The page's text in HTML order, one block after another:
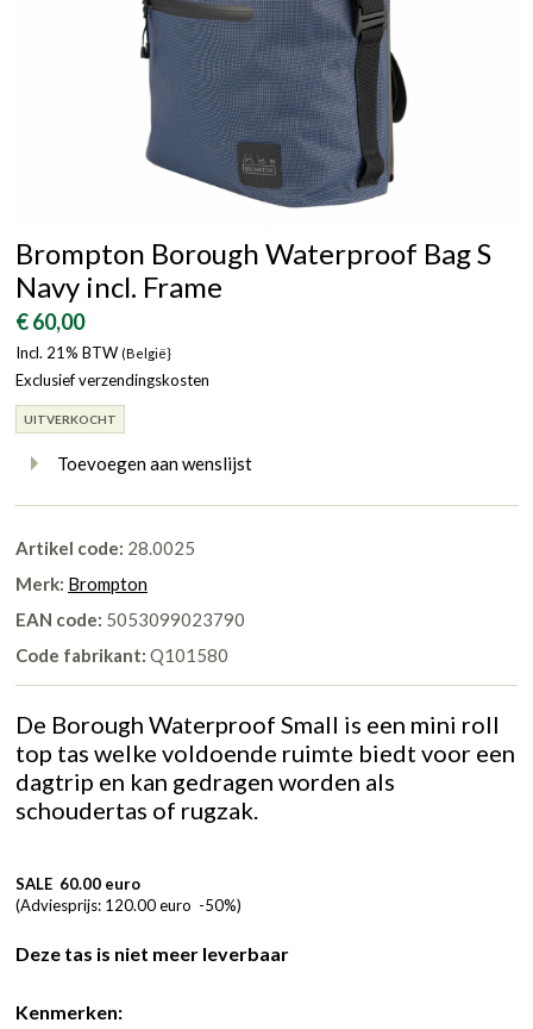
Brompton Borough Waterproof Bag S
Navy incl. Frame
€ 60,00
Incl. 21% BTW (België}
Exclusief verzendingskosten
UITVERKOCHT
Toevoegen aan wenslijst
Artikel code: 28.0025
Merk: Brompton
EAN code: 5053099023790
Code fabrikant: Q101580
De Borough Waterproof Small is een mini roll
top tas welke voldoende ruimte biedt voor een
dagtrip en kan gedragen worden als
schoudertas of rugzak.
SALE 60.00 euro
(Adviesprijs: 120.00 euro -50%)
Deze tas is niet meer leverbaar
Kenmerken: